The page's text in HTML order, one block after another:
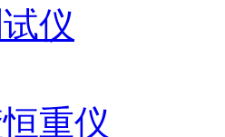
仪
重仪